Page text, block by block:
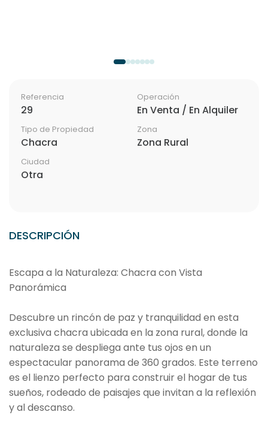
Referencia
29
Operación
En Venta / En Alquiler
Tipo de Propiedad
Chacra
Zona
Zona Rural
Ciudad
Otra
DESCRIPCIÓN
Escapa a la Naturaleza: Chacra con Vista
Panorámica
Descubre un rincón de paz y tranquilidad en esta
exclusiva chacra ubicada en la zona rural, donde la
naturaleza se despliega ante tus ojos en un
espectacular panorama de 360 grados. Este terreno
es el lienzo perfecto para construir el hogar de tus
sueños, rodeado de paisajes que invitan a la reflexión
y al descanso.